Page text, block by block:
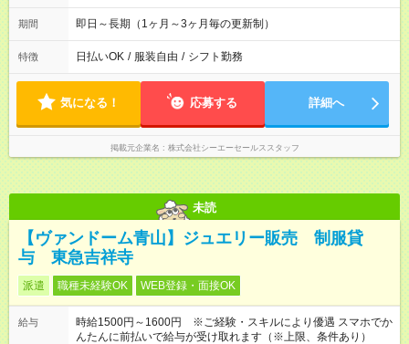
プリをスマートフォンへダウンロードしていただきます。
期間 即日～長期（1ヶ月～3ヶ月毎の更新制）
特徴 日払いOK / 服装自由 / シフト勤務
気になる！ 応募する 詳細へ
掲載元企業名 株式会社シーエーセールススタッフ
未読
【ヴァンドーム青山】ジュエリー販売 制服貸
与 東急吉祥寺
派遣 職種未経験OK WEB登録・面接OK
給与
時給1500円～1600円 ※ご経験・スキルにより優遇 スマホでか
んたんに前払いで給与が受け取れます（※上限、条件あり）